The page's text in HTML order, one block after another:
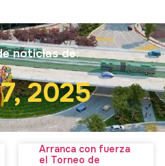
noticias de:
2025
Arranca con fuerza
el Torneo de